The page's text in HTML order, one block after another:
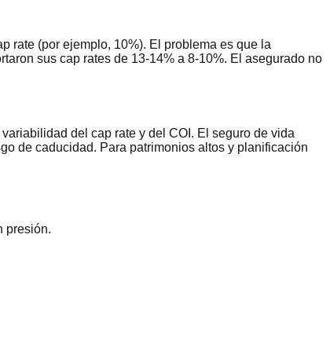
rate (por ejemplo, 10%). El problema es que la
sus cap rates de 13-14% a 8-10%. El asegurado no
del cap rate y del COI. El seguro de vida
de caducidad. Para patrimonios altos y planificación
presión.